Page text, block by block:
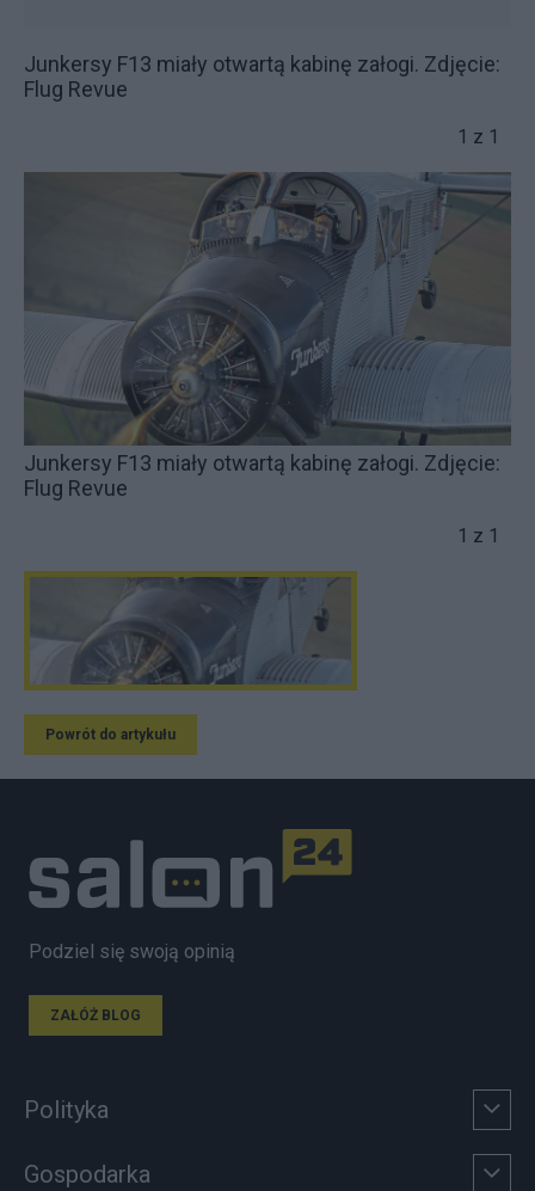
Junkersy F13 miały otwartą kabinę załogi. Zdjęcie:
Flug Revue
1 z 1
Junkersy F13 miały otwartą kabinę załogi. Zdjęcie:
Flug Revue
1 z 1
Powrót do artykułu
Podziel się swoją opinią
ZAŁÓŻ BLOG
Polityka
Gospodarka